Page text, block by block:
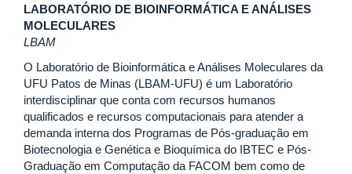
LABORATÓRIO DE BIOINFORMÁTICA E ANÁLISES
MOLECULARES
LBAM
O Laboratório de Bioinformática e Análises Moleculares da
UFU Patos de Minas (LBAM-UFU) é um Laboratório
interdisciplinar que conta com recursos humanos
qualificados e recursos computacionais para atender a
demanda interna dos Programas de Pós-graduação em
Biotecnologia e Genética e Bioquímica do IBTEC e Pós-
Graduação em Computação da FACOM bem como de